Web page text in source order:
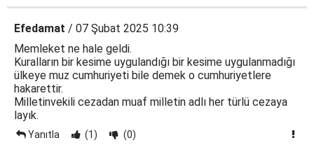
Efedamat / 07 Şubat 2025 10:39
Memleket ne hale geldi.
Kuralların bir kesime uygulandığı bir kesime uygulanmadığı
ülkeye muz cumhuriyeti bile demek o cumhuriyetlere
hakarettir.
Milletinvekili cezadan muaf milletin adlı her türlü cezaya
layık.
Yanıtla (1) (0)